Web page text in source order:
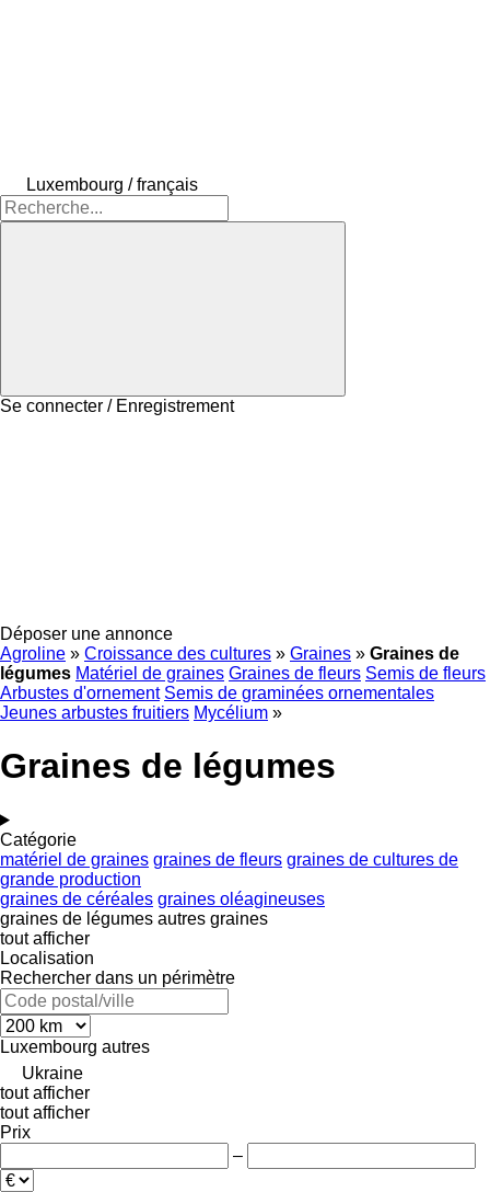
Luxembourg / français
Se connecter / Enregistrement
Déposer une annonce
Agroline » Croissance des cultures » Graines » Graines de
légumes Matériel de graines Graines de fleurs Semis de fleurs
Arbustes d'ornement Semis de graminées ornementales
Jeunes arbustes fruitiers Mycélium »
Graines de légumes
Catégorie
matériel de graines graines de fleurs graines de cultures de
grande production
graines de céréales graines oléagineuses
graines de légumes autres graines
tout afficher
Localisation
Rechercher dans un périmètre
Luxembourg autres
Ukraine
tout afficher
tout afficher
Prix
–